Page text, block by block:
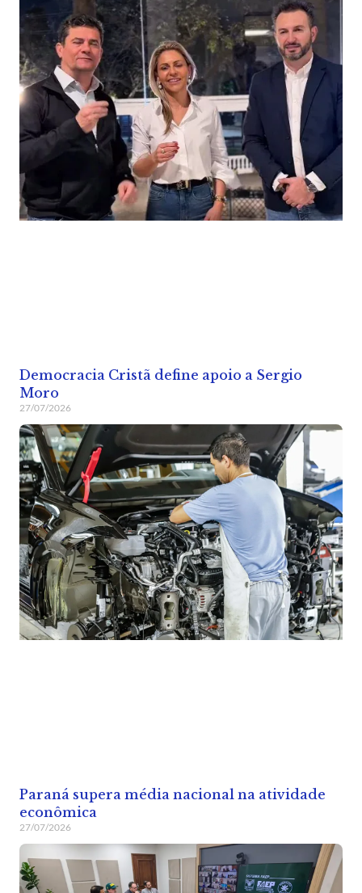
Democracia Cristã define apoio a Sergio
Moro
27/07/2026
Paraná supera média nacional na atividade
econômica
27/07/2026